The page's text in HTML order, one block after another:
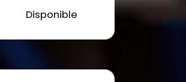
Disponible